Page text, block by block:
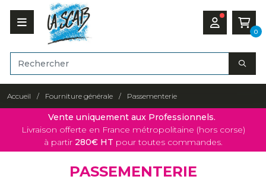
0
Accueil Fourniture générale Passementerie
Vente uniquement aux Professionnels.
Livraison offerte en France métropolitaine (hors corse)
à partir 280€ HT pour toutes commandes.
PASSEMENTERIE